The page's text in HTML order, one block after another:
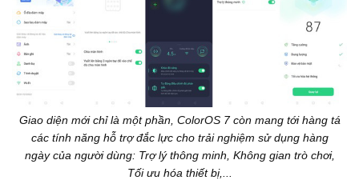
Giao diện mới chỉ là một phần, ColorOS 7 còn mang tới hàng tá
các tính năng hỗ trợ đắc lực cho trải nghiệm sử dụng hàng
ngày của người dùng: Trợ lý thông minh, Không gian trò chơi,
Tối ưu hóa thiết bị,...